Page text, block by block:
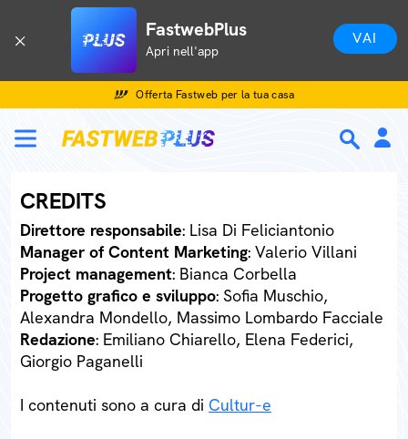
FastwebPlus
Apri nell'app
VAI
Offerta Fastweb per la tua casa
CREDITS
Direttore responsabile: Lisa Di Feliciantonio
Manager of Content Marketing: Valerio Villani
Project management: Bianca Corbella
Progetto grafico e sviluppo: Sofia Muschio,
Alexandra Mondello, Massimo Lombardo Facciale
Redazione: Emiliano Chiarello, Elena Federici,
Giorgio Paganelli
I contenuti sono a cura di Cultur-e